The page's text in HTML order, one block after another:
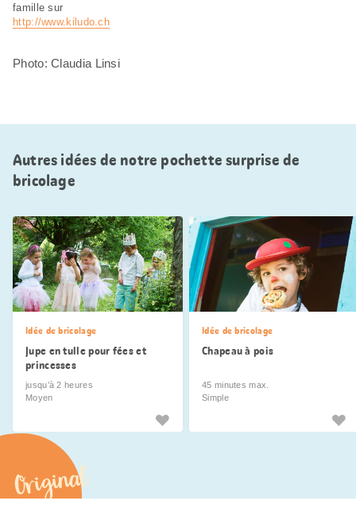
famille sur
http://www.kiludo.ch
Photo: Claudia Linsi
Autres idées de notre pochette surprise de
bricolage
Idée de bricolage
Jupe en tulle pour fées et
princesses
jusqu’à 2 heures
Moyen
Idée de bricolage
Chapeau à pois
45 minutes max.
Simple
Original